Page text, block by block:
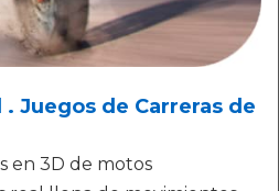
Juegos de Carreras de
en 3D de motos